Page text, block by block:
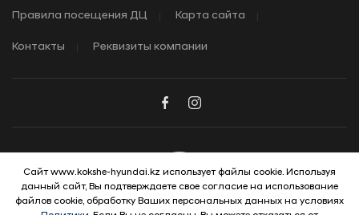
Правила посещения ДЦ Карта сайта
Контакты Реквизиты компании
© 2026 Hyundai Motor Company
Сайт www.kokshe-hyundai.kz использует файлы cookie. Используя
данный сайт, Вы подтверждаете свое согласие на использование
файлов cookie, обработку Ваших персональных данных на условиях